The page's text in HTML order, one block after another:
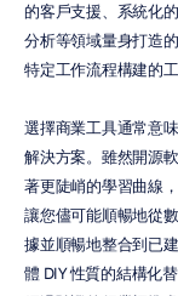
的客戶支援、系統化
分析等領域量身打造
特定工作流程構建的
選擇商業工具通常意
解決方案。雖然開源
著更陡峭的學習曲線
讓您儘可能順暢地從
據並順暢地整合到已
體 DIY 性質的結構化